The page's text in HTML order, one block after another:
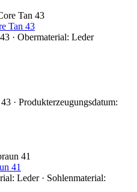
Tan 43
· Obermaterial: Leder
· Produkterzeugungsdatum:
41
Leder · Sohlenmaterial: